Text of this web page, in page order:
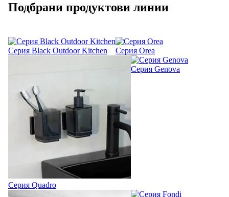
Подбрани продуктови линии
Серия Black Outdoor Kitchen Серия Orea
Серия Quadro
Серия Genova